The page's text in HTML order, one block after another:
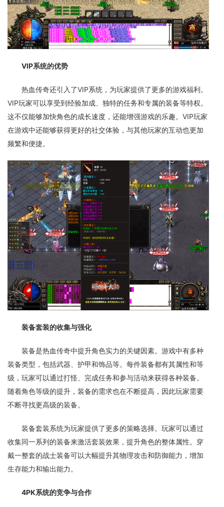
VIP系统的优势
热血传奇还引入了VIP系统，为玩家提供了更多的游戏福利。
VIP玩家可以享受到经验加成、独特的任务和专属的装备等特权。
这不仅能够加快角色的成长速度，还能增强游戏的乐趣。VIP玩家
在游戏中还能够获得更好的社交体验，与其他玩家的互动也更加
频繁和便捷。
装备套装的收集与强化
装备是热血传奇中提升角色实力的关键因素。游戏中有多种
装备类型，包括武器、护甲和饰品等。每件装备都有其属性和等
级，玩家可以通过打怪、完成任务和参与活动来获得各种装备。
随着角色等级的提升，装备的需求也在不断提高，因此玩家需要
不断寻找更高级的装备。
装备套装系统为玩家提供了更多的策略选择。玩家可以通过
收集同一系列的装备来激活套装效果，提升角色的整体属性。穿
戴一整套的战士装备可以大幅提升其物理攻击和防御能力，增加
生存能力和输出能力。
4PK系统的竞争与合作